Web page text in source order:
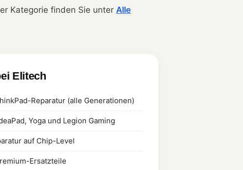
Kategorie finden Sie unter Alle
Elitech
Reparatur (alle Generationen)
Yoga und Legion Gaming
auf Chip-Level
Ersatzteile